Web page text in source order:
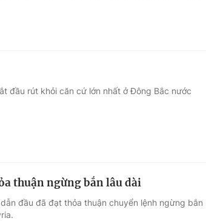
Học trực tuyến
đầu rút khỏi căn cứ lớn nhất ở Đông Bắc nước
thuận ngừng bắn lâu dài
đầu đã đạt thỏa thuận chuyển lệnh ngừng bắn